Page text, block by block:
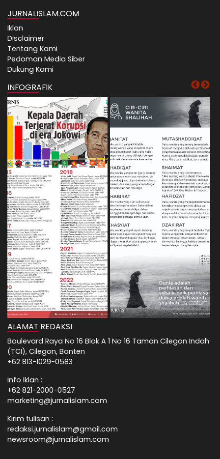
JURNALISLAM.COM
Iklan
Disclaimer
Tentang Kami
Pedoman Media Siber
Dukung Kami
INFOGRAFIK
ALAMAT REDAKSI
Boulevard Raya No 16 Blok A 1 No 16 Taman Cilegon Indah
(TCI), Cilegon, Banten
+62 813-1029-0583
Info Iklan :
+62 821-2000-0527
marketing@jurnalislam.com
Kirim tulisan :
redaksi.jurnalislam@gmail.com
newsroom@jurnalislam.com